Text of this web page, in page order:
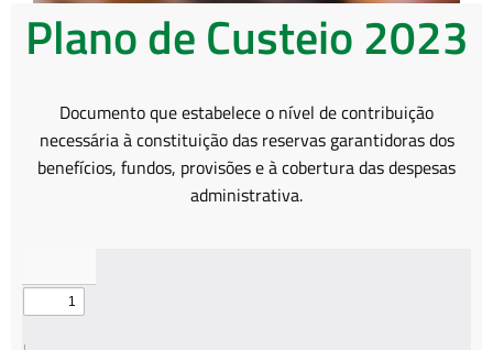
Plano de Custeio 2023
Documento que estabelece o nível de contribuição
necessária à constituição das reservas garantidoras dos
benefícios, fundos, provisões e à cobertura das despesas
administrativa.